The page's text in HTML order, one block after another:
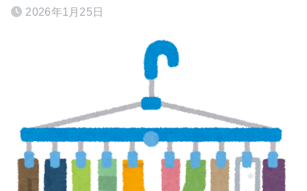
2026年1月25日